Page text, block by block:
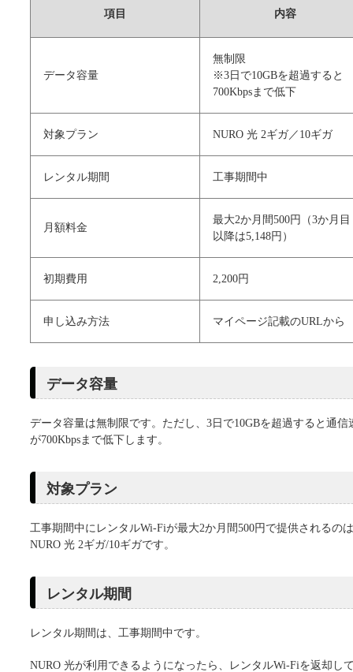
項目 内容
データ容量
無制限
※3日で10GBを超過すると
700Kbpsまで低下
対象プラン NURO 光 2ギガ／10ギガ
レンタル期間 工事期間中
月額料金
最大2か月間500円（3か月目
以降は5,148円）
初期費用 2,200円
申し込み方法 マイページ記載のURLから
データ容量
データ容量は無制限です。ただし、3日で10GBを超過すると通信
が700Kbpsまで低下します。
対象プラン
工事期間中にレンタルWi-Fiが最大2か月間500円で提供されるの
NURO 光 2ギガ/10ギガです。
レンタル期間
レンタル期間は、工事期間中です。
NURO 光が利用できるようになったら、レンタルWi-Fiを返却し